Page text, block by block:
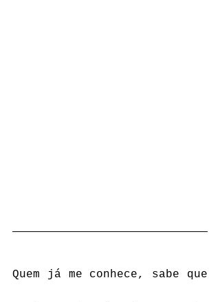
Quem já me conhece, sabe que